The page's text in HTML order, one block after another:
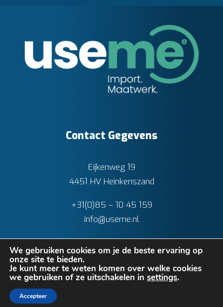
Contact Gegevens
Eijkenweg 19
4451 HV Heinkenszand
+31(0)85 – 10 45 159
info@useme.nl
Privacy verklaring
We gebruiken cookies om je de beste ervaring op
onze site te bieden.
Je kunt meer te weten komen over welke cookies
we gebruiken of ze uitschakelen in settings.
Accepteer